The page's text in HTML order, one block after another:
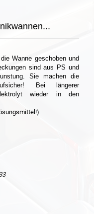
Wanne geschoben und
sind aus PS und
Sie machen die
Bei längerer
wieder in den